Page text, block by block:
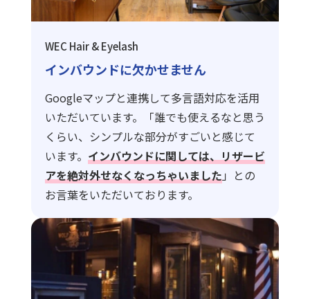
WEC Hair & Eyelash
インバウンドに欠かせません
Googleマップと連携して多言語対応を活用
いただいています。「誰でも使えるなと思う
くらい、シンプルな部分がすごいと感じて
います。 インバウンドに関しては、リザービ
アを絶対外せなくなっちゃいました」との
お言葉をいただいております。